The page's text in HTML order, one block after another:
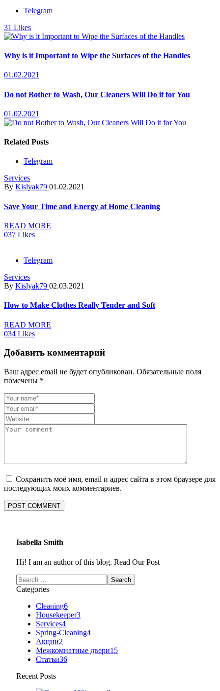
Telegram
31 Likes
Why is it Important to Wipe the Surfaces of the Handles
01.02.2021
Do not Bother to Wash, Our Cleaners Will Do it for You
01.02.2021
Related Posts
Telegram
Services
By Kislyak79 01.02.2021
Save Your Time and Energy at Home Cleaning
READ MORE
037 Likes
Telegram
Services
By Kislyak79 02.03.2021
How to Make Clothes Really Tender and Soft
READ MORE
034 Likes
Добавить комментарий
Ваш адрес email не будет опубликован. Обязательные поля
помечены *
Сохранить моё имя, email и адрес сайта в этом браузере для
последующих моих комментариев.
Isabella Smith
Hi! I am an author of this blog. Read Our Post
Categories
Cleaning6
Housekeeper3
Services4
Spring-Cleaning4
Акции2
Межкомнатные двери15
Статьи36
Recent Posts